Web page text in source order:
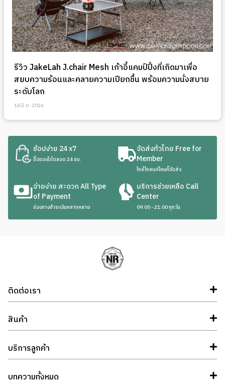
รีวิว JakeLah J.chair Mesh เก้าอี้แคมป์ปิ้งที่เกิดมาเพื่อ
สยบความร้อนและคลายความเปียกชื้น พร้อมความนั่งสบาย
ระดับโลก
18 มิ.ย. 2026
ช้อปง่าย 24 x7
ซื้อของได้ตลอด 24 ชม.
จัดส่งทั่วไทย Free for
Member
ใกล้ไกลแค่ไหนก็จัดส่ง
จ่ายง่าย สะดวก All Type
of Payment
ช่องทางชำระเงินหลากหลาย
บริการช่วยเหลือ Call
Center
09:00 - 21:00 ทุกวัน
ติดต่อเรา
สินค้า
บริการลูกค้า
บทความทั้งหมด